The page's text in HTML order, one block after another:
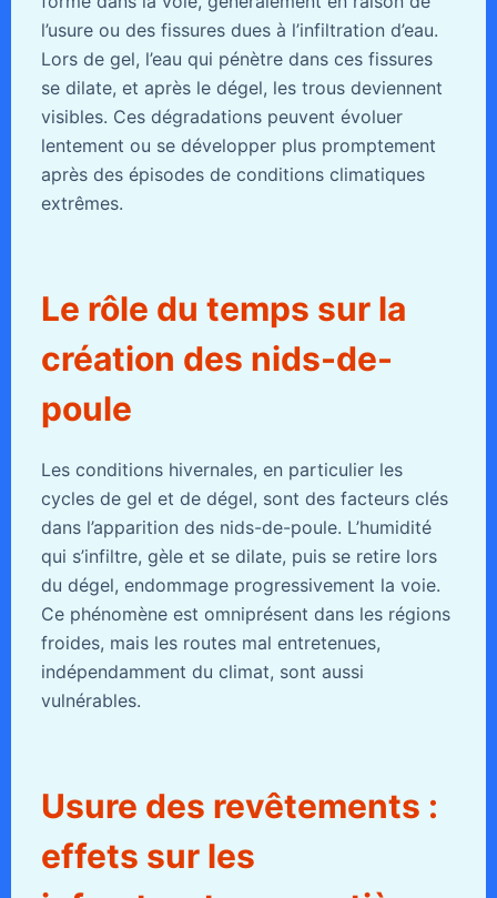
l’usure ou des fissures dues à l’infiltration d’eau.
Lors de gel, l’eau qui pénètre dans ces fissures
se dilate, et après le dégel, les trous deviennent
visibles. Ces dégradations peuvent évoluer
lentement ou se développer plus promptement
après des épisodes de conditions climatiques
extrêmes.
Le rôle du temps sur la
création des nids-de-
poule
Les conditions hivernales, en particulier les
cycles de gel et de dégel, sont des facteurs clés
dans l’apparition des nids-de-poule. L’humidité
qui s’infiltre, gèle et se dilate, puis se retire lors
du dégel, endommage progressivement la voie.
Ce phénomène est omniprésent dans les régions
froides, mais les routes mal entretenues,
indépendamment du climat, sont aussi
vulnérables.
Usure des revêtements :
effets sur les